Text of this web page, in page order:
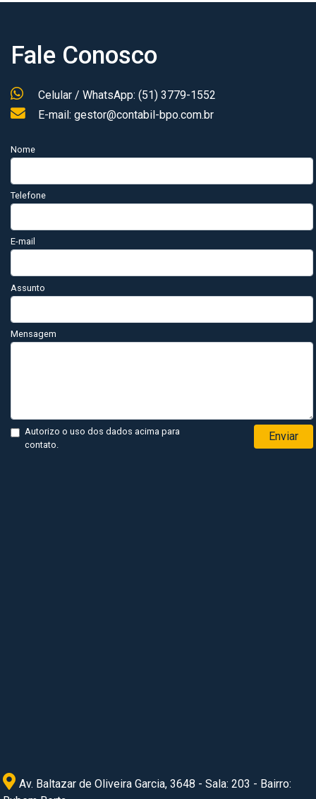
Fale Conosco
Celular / WhatsApp: (51) 3779-1552
E-mail: gestor@contabil-bpo.com.br
Nome
Telefone
E-mail
Assunto
Mensagem
Autorizo o uso dos dados acima para
contato.
Enviar
Av. Baltazar de Oliveira Garcia, 3648 - Sala: 203 - Bairro: